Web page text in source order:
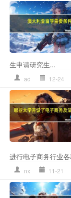
生申请研究生...
ad 12-24
进行电子商务行业
nx 11-21